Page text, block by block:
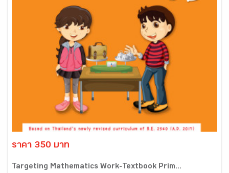
ราคา 350 บาท
Targeting Mathematics Work-Textbook Prim...